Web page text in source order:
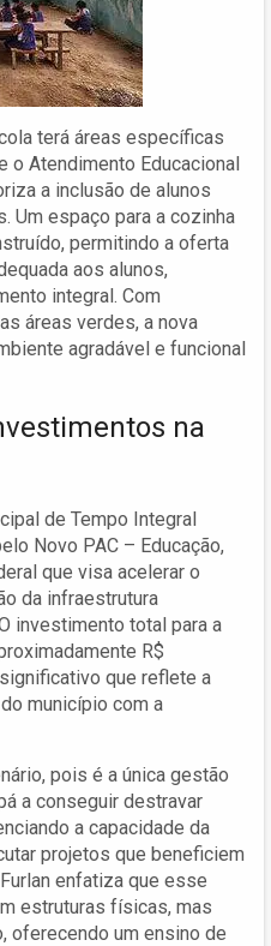
terá áreas específicas
o Atendimento Educacional
a inclusão de alunos
Um espaço para a cozinha
permitindo a oferta
aos alunos,
integral. Com
áreas verdes, a nova
agradável e funcional
na
de Tempo Integral
Novo PAC – Educação,
que visa acelerar o
da infraestrutura
investimento total para a
R$
que reflete a
município com a
pois é a única gestão
a conseguir destravar
a capacidade da
projetos que beneficiem
enfatiza que esse
estruturas físicas, mas
oferecendo um ensino de